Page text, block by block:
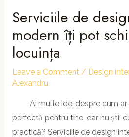
Serviciile de
modern îți pot
locuința
Leave a Comment / Design
Alexandru
Ai multe idei despre cum ar
perfectă pentru tine, dar nu știi
practică? Serviciile de design